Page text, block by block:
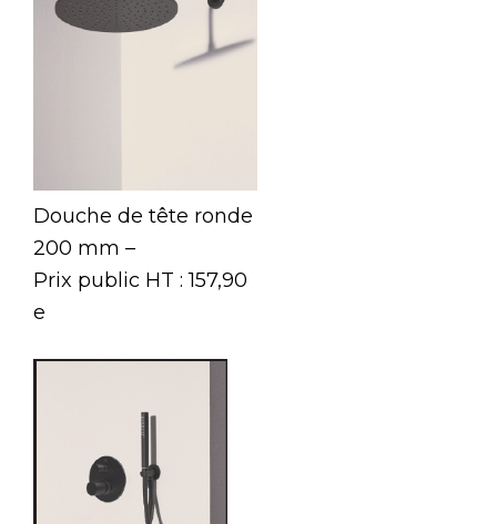
Douche de tête ronde
200 mm –
Prix public HT : 157,90
e